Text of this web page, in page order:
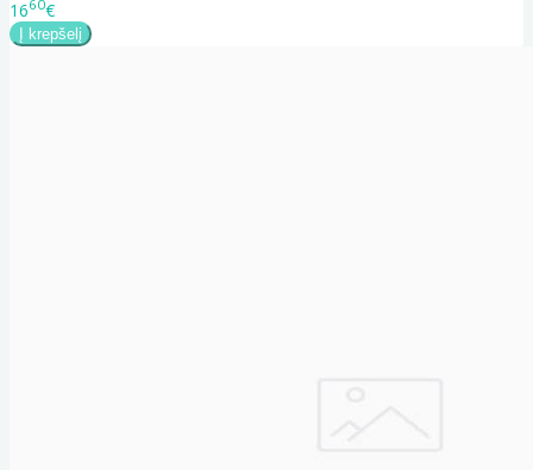
1660€